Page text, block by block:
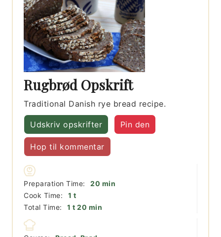
Rugbrød Opskrift
Traditional Danish rye bread recipe.
Udskriv opskrifter Pin den
Hop til kommentar
Preparation Time: 20 minutter
min
Cook Time:
1 time
t
Total Time:
1 time
t 20 minutter
min